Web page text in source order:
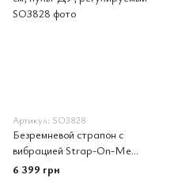
Артикул: SO3828
Безремневой страпон с
вибрацией Strap-On-Me
Vibrating Flesh L, диаметр 4,2
см, пульт ДУ, регулируемый
6 399 грн